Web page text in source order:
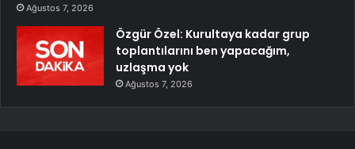
Ağustos 7, 2026
Özgür Özel: Kurultaya kadar grup
toplantılarını ben yapacağım,
uzlaşma yok
Ağustos 7, 2026